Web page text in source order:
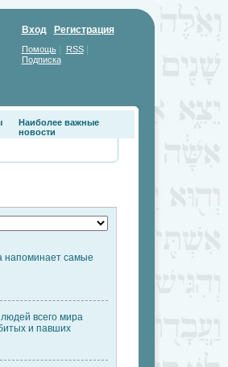
Вход Регистрация
Помощь| RSS|
Подписка
Наиболее важные
новости
напоминает самые
всего мира
и павших